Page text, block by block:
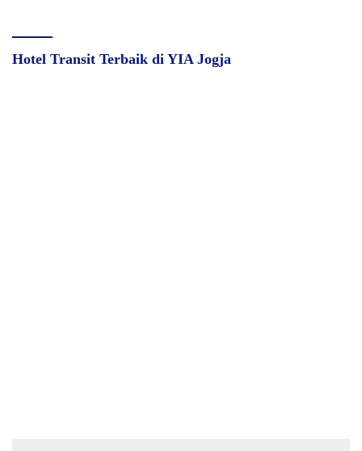
Hotel Transit Terbaik di YIA Jogja